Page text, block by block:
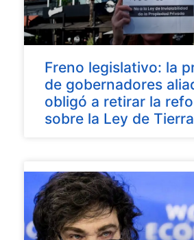
Freno legislativo: la
de gobernadores
obligó a retirar la
sobre la Ley de